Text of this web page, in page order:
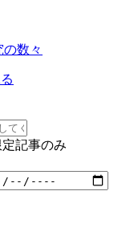
数々
記事のみ